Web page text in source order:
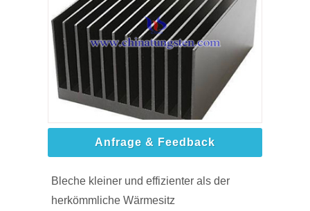
Anfrage & Feedback
Bleche kleiner und effizienter als der
herkömmliche Wärmesitz